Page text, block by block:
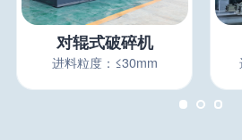
对辊式破碎机
进料粒度：≤30mm